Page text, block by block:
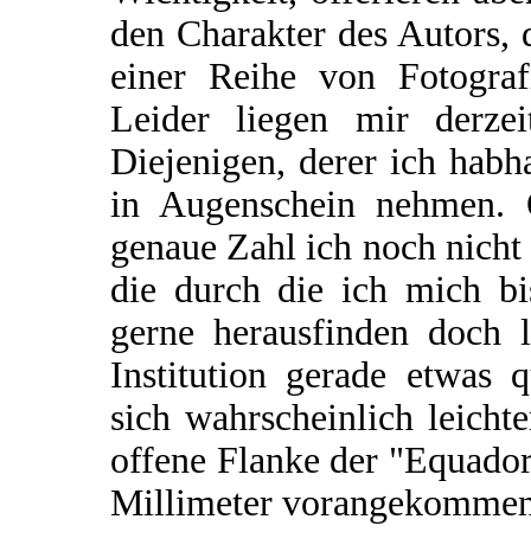
den Charakter des
einer Reihe von
Leider liegen mir
Diejenigen, derer ich
in Augenschein
genaue Zahl ich noch
die durch die ich mich
gerne herausfinden
Institution gerade etwas
sich wahrscheinlich
offene Flanke der
Millimeter